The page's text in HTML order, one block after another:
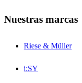
Nuestras marcas
Riese & Müller
i:SY